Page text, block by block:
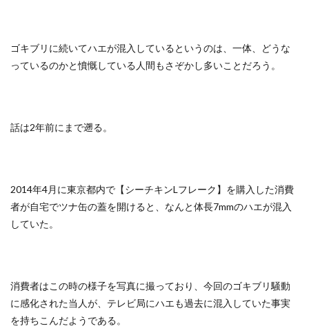
ゴキブリに続いてハエが混入しているというのは、一体、どうな
っているのかと憤慨している人間もさぞかし多いことだろう。
話は2年前にまで遡る。
2014年4月に東京都内で【シーチキンLフレーク】を購入した消費
者が自宅でツナ缶の蓋を開けると、なんと体長7mmのハエが混入
していた。
消費者はこの時の様子を写真に撮っており、今回のゴキブリ騒動
に感化された当人が、テレビ局にハエも過去に混入していた事実
を持ちこんだようである。